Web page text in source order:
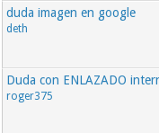
duda imagen en google
deth
Duda con ENLAZADO
roger375